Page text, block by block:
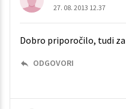
27. 08. 2013 12.37
Dobro priporočilo, tudi
ODGOVORI